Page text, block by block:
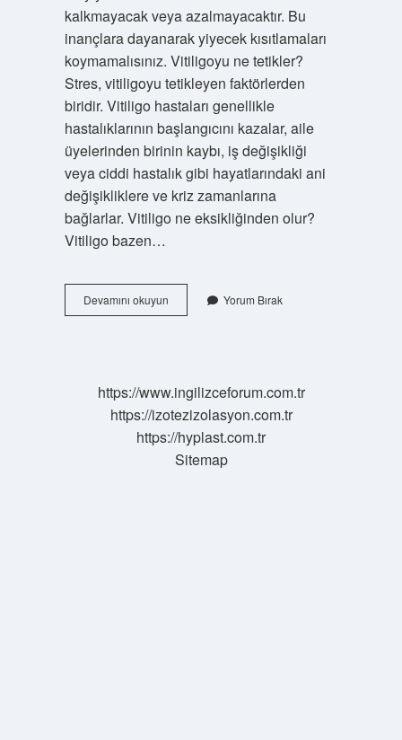
kalkmayacak veya azalmayacaktır. Bu
inançlara dayanarak yiyecek kısıtlamaları
koymamalısınız. Vitiligoyu ne tetikler?
Stres, vitiligoyu tetikleyen faktörlerden
biridir. Vitiligo hastaları genellikle
hastalıklarının başlangıcını kazalar, aile
üyelerinden birinin kaybı, iş değişikliği
veya ciddi hastalık gibi hayatlarındaki ani
değişikliklere ve kriz zamanlarına
bağlarlar. Vitiligo ne eksikliğinden olur?
Vitiligo bazen…
Devamını okuyunVitiligo
Ne
Yorum Bırak
https://www.ingilizceforum.com.tr
https://izotezizolasyon.com.tr
https://hyplast.com.tr
Sitemap